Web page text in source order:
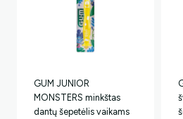
GUM JUNIOR
MONSTERS minkštas
dantų šepetėlis vaikams